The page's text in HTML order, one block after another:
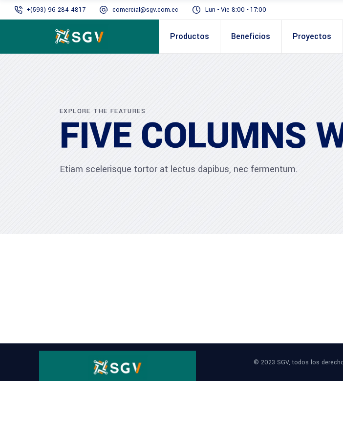
+(593) 96 284 4817 comercial@sgv.com.ec Lun - Vie 8:00 - 17:00
Productos Beneficios Proyectos
EXPLORE THE FEATURES
FIVE COLUMNS
Etiam scelerisque tortor at lectus dapibus, nec fermentum.
© 2023 SGV, todos los